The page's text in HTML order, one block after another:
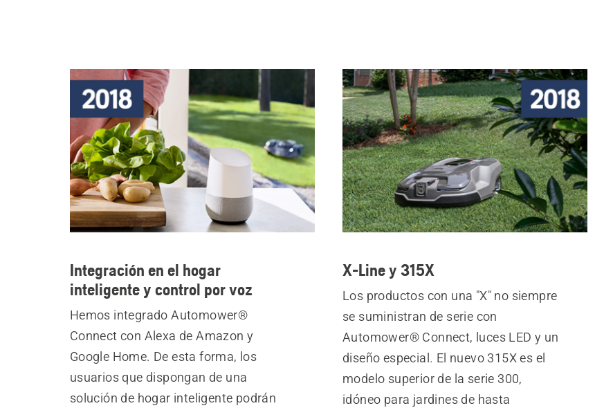
Integración en el hogar
inteligente y control por voz
Hemos integrado Automower®
Connect con Alexa de Amazon y
Google Home. De esta forma, los
usuarios que dispongan de una
solución de hogar inteligente podrán
X-Line y 315X
Los productos con una "X" no siempre
se suministran de serie con
Automower® Connect, luces LED y un
diseño especial. El nuevo 315X es el
modelo superior de la serie 300,
idóneo para jardines de hasta